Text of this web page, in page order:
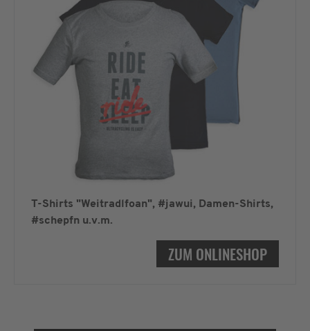
T-Shirts "Weitradlfoan", #jawui, Damen-Shirts,
#schepfn u.v.m.
ZUM ONLINESHOP